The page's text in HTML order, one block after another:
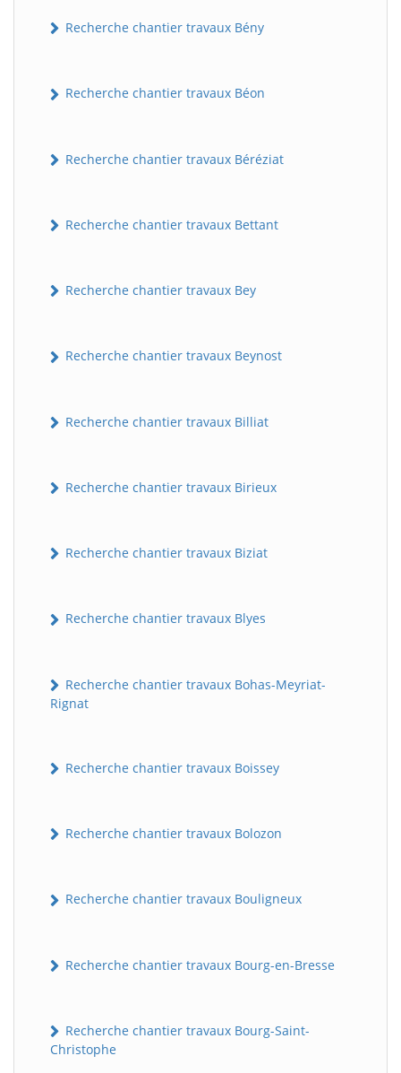
Recherche chantier travaux Bény
Recherche chantier travaux Béon
Recherche chantier travaux Béréziat
Recherche chantier travaux Bettant
Recherche chantier travaux Bey
Recherche chantier travaux Beynost
Recherche chantier travaux Billiat
Recherche chantier travaux Birieux
Recherche chantier travaux Biziat
Recherche chantier travaux Blyes
Recherche chantier travaux Bohas-Meyriat-
Rignat
Recherche chantier travaux Boissey
Recherche chantier travaux Bolozon
Recherche chantier travaux Bouligneux
Recherche chantier travaux Bourg-en-Bresse
Recherche chantier travaux Bourg-Saint-
Christophe